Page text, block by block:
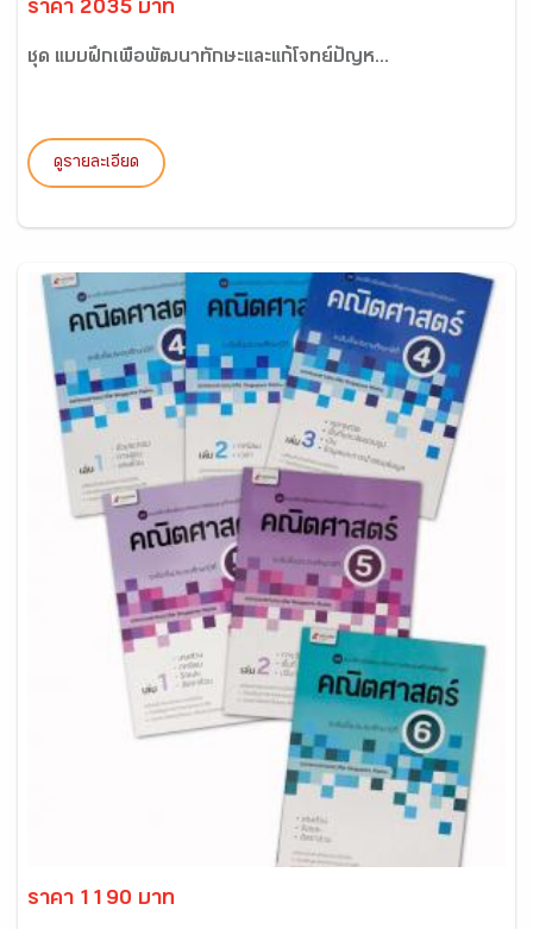
ราคา 2035 บาท
ชุด แบบฝึกเพื่อพัฒนาทักษะและแก้โจทย์ปัญห...
ดูรายละเอียด
ราคา 1190 บาท